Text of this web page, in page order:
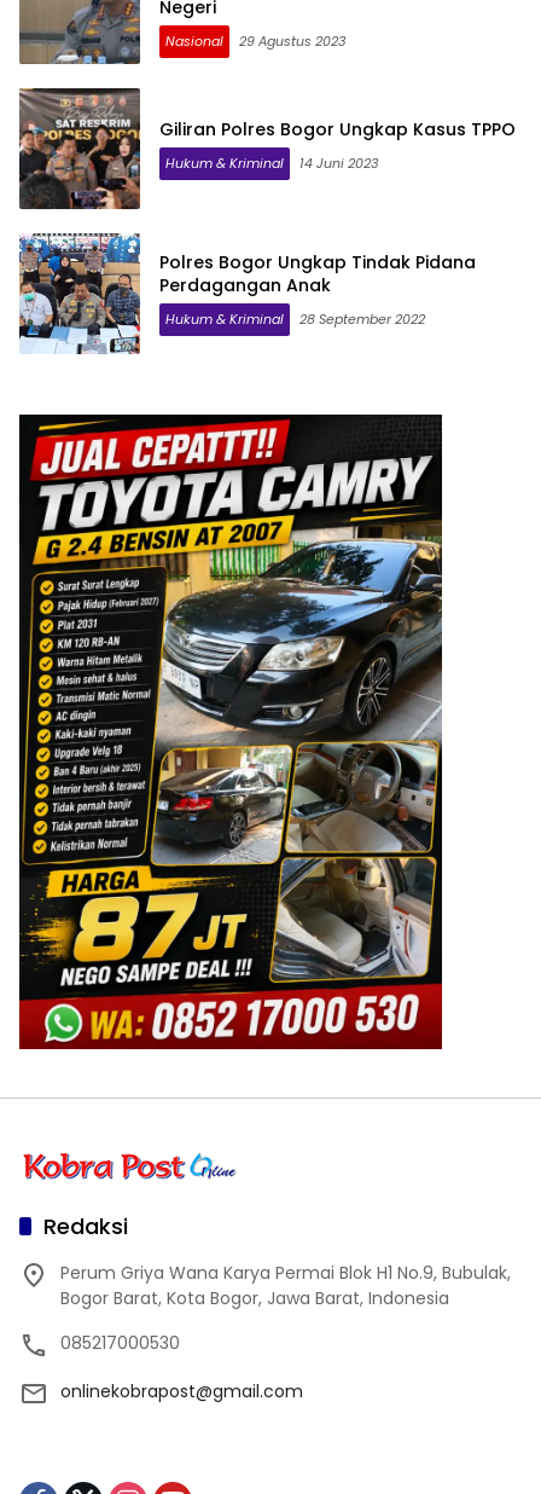
Negeri
Nasional 29 Agustus 2023
Giliran Polres Bogor Ungkap Kasus TPPO
Hukum & Kriminal 14 Juni 2023
Polres Bogor Ungkap Tindak Pidana
Perdagangan Anak
Hukum & Kriminal 28 September 2022
Redaksi
Perum Griya Wana Karya Permai Blok H1 No.9, Bubulak,
Bogor Barat, Kota Bogor, Jawa Barat, Indonesia
085217000530
onlinekobrapost@gmail.com